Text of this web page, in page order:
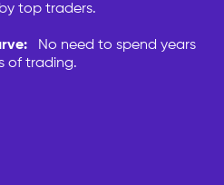
top traders.
No need to spend years
of trading.